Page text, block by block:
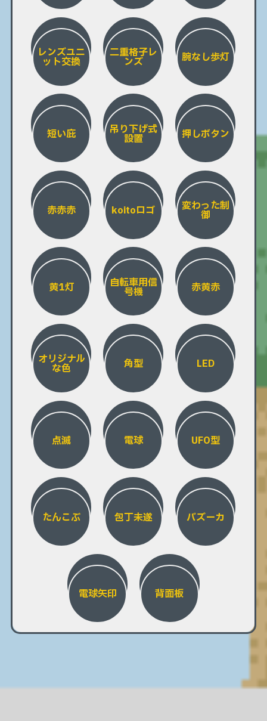
レンズユニ
ット交換
二重格子レ
ンズ 腕なし歩灯
短い庇 吊り下げ式
設置 押しボタン
赤赤赤 koitoロゴ 変わった制
御
黄1灯 自転車用信
号機 赤黄赤
オリジナル
な色 角型 LED
点滅 電球 UFO型
たんこぶ 包丁未遂 バズーカ
電球矢印 背面板